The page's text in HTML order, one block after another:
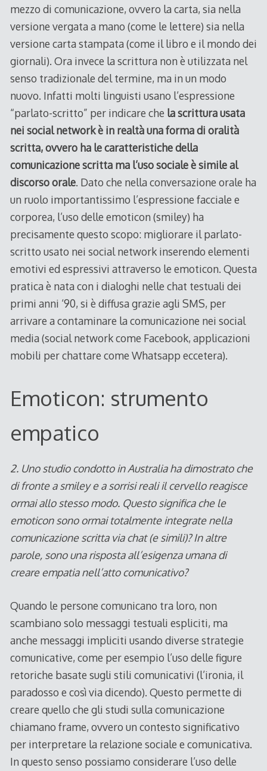
mezzo di comunicazione, ovvero la carta, sia nella
versione vergata a mano (come le lettere) sia nella
versione carta stampata (come il libro e il mondo dei
giornali). Ora invece la scrittura non è utilizzata nel
senso tradizionale del termine, ma in un modo
nuovo. Infatti molti linguisti usano l’espressione
“parlato-scritto” per indicare che la scrittura usata
nei social network è in realtà una forma di oralità
scritta, ovvero ha le caratteristiche della
comunicazione scritta ma l’uso sociale è simile al
discorso orale. Dato che nella conversazione orale ha
un ruolo importantissimo l’espressione facciale e
corporea, l’uso delle emoticon (smiley) ha
precisamente questo scopo: migliorare il parlato-
scritto usato nei social network inserendo elementi
emotivi ed espressivi attraverso le emoticon. Questa
pratica è nata con i dialoghi nelle chat testuali dei
primi anni ‘90, si è diffusa grazie agli SMS, per
arrivare a contaminare la comunicazione nei social
media (social network come Facebook, applicazioni
mobili per chattare come Whatsapp eccetera).
Emoticon: strumento
empatico
2. Uno studio condotto in Australia ha dimostrato che
di fronte a smiley e a sorrisi reali il cervello reagisce
ormai allo stesso modo. Questo significa che le
emoticon sono ormai totalmente integrate nella
comunicazione scritta via chat (e simili)? In altre
parole, sono una risposta all’esigenza umana di
creare empatia nell’atto comunicativo?
Quando le persone comunicano tra loro, non
scambiano solo messaggi testuali espliciti, ma
anche messaggi impliciti usando diverse strategie
comunicative, come per esempio l’uso delle figure
retoriche basate sugli stili comunicativi (l’ironia, il
paradosso e così via dicendo). Questo permette di
creare quello che gli studi sulla comunicazione
chiamano frame, ovvero un contesto significativo
per interpretare la relazione sociale e comunicativa.
In questo senso possiamo considerare l’uso delle